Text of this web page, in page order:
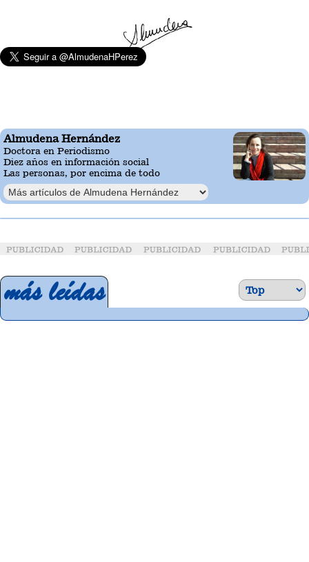
Almudena Hernández
Doctora en Periodismo
Diez años en información social
Las personas, por encima de todo